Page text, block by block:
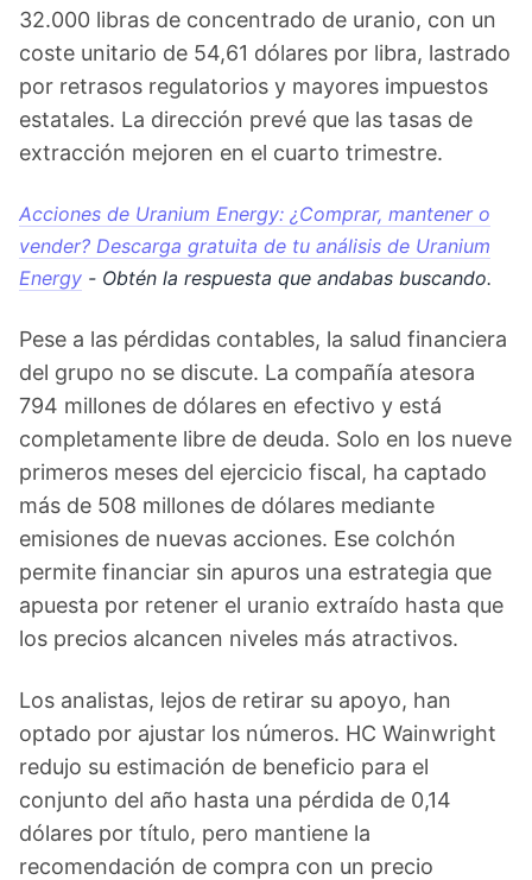
32.000 libras de concentrado de uranio, con un
coste unitario de 54,61 dólares por libra, lastrado
por retrasos regulatorios y mayores impuestos
estatales. La dirección prevé que las tasas de
extracción mejoren en el cuarto trimestre.
Acciones de Uranium Energy: ¿Comprar, mantener o
vender? Descarga gratuita de tu análisis de Uranium
Energy - Obtén la respuesta que andabas buscando.
Pese a las pérdidas contables, la salud financiera
del grupo no se discute. La compañía atesora
794 millones de dólares en efectivo y está
completamente libre de deuda. Solo en los nueve
primeros meses del ejercicio fiscal, ha captado
más de 508 millones de dólares mediante
emisiones de nuevas acciones. Ese colchón
permite financiar sin apuros una estrategia que
apuesta por retener el uranio extraído hasta que
los precios alcancen niveles más atractivos.
Los analistas, lejos de retirar su apoyo, han
optado por ajustar los números. HC Wainwright
redujo su estimación de beneficio para el
conjunto del año hasta una pérdida de 0,14
dólares por título, pero mantiene la
recomendación de compra con un precio